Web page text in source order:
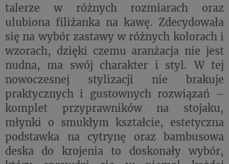
talerze w różnych rozmiarach oraz
ulubiona filiżanka na kawę. Zdecydowała
się na wybór zastawy w różnych kolorach i
wzorach, dzięki czemu aranżacja nie jest
nudna, ma swój charakter i styl. W tej
nowoczesnej stylizacji nie brakuje
praktycznych i gustownych rozwiązań –
komplet przyprawników na stojaku,
młynki o smukłym kształcie, estetyczna
podstawka na cytrynę oraz bambusowa
deska do krojenia to doskonały wybór,